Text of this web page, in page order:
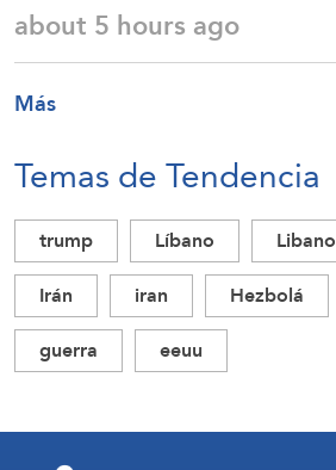
about 5 hours ago
Más
Temas de Tendencia
trump Líbano Libano
Irán
iran Hezbolá
guerra
eeuu